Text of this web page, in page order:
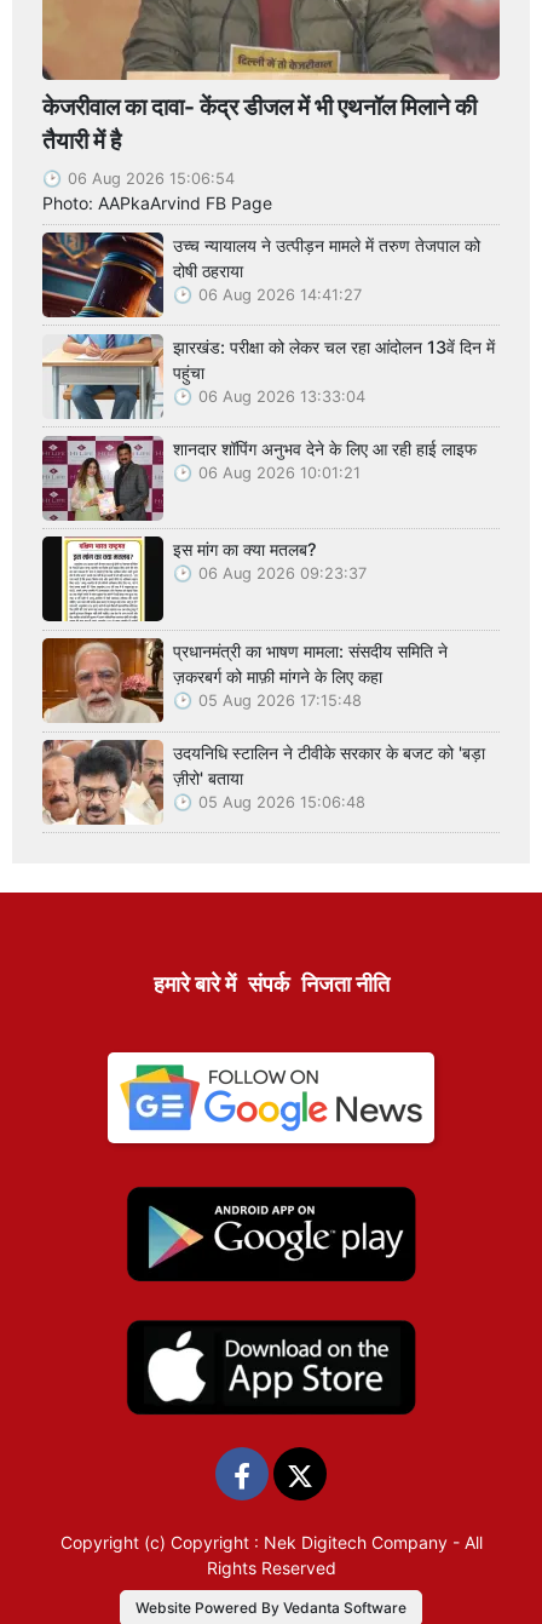
केजरीवाल का दावा- केंद्र डीजल में भी एथनॉल मिलाने की
तैयारी में है
06 Aug 2026 15:06:54
Photo: AAPkaArvind FB Page
उच्च न्यायालय ने उत्पीड़न मामले में तरुण तेजपाल को
दोषी ठहराया
06 Aug 2026 14:41:27
झारखंड: परीक्षा को लेकर चल रहा आंदोलन 13वें दिन में
पहुंचा
06 Aug 2026 13:33:04
शानदार शॉपिंग अनुभव देने के लिए आ रही हाई लाइफ
06 Aug 2026 10:01:21
इस मांग का क्या मतलब?
06 Aug 2026 09:23:37
प्रधानमंत्री का भाषण मामला: संसदीय समिति ने
ज़करबर्ग को माफ़ी मांगने के लिए कहा
05 Aug 2026 17:15:48
उदयनिधि स्टालिन ने टीवीके सरकार के बजट को 'बड़ा
ज़ीरो' बताया
05 Aug 2026 15:06:48
हमारे बारे में संपर्क निजता नीति
Copyright (c) Copyright : Nek Digitech Company- All
Rights Reserved
Website Powered By Vedanta Software